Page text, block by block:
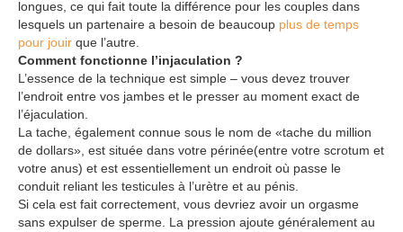
longues, ce qui fait toute la différence pour les couples dans
lesquels un partenaire a besoin de beaucoup plus de temps
pour jouir que l’autre.
Comment fonctionne l’injaculation ?
L’essence de la technique est simple – vous devez trouver
l’endroit entre vos jambes et le presser au moment exact de
l’éjaculation.
La tache, également connue sous le nom de «tache du million
de dollars», est située dans votre périnée(entre votre scrotum et
votre anus) et est essentiellement un endroit où passe le
conduit reliant les testicules à l’urètre et au pénis.
Si cela est fait correctement, vous devriez avoir un orgasme
sans expulser de sperme. La pression ajoute généralement au